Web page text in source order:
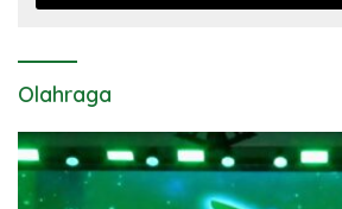
Olahraga